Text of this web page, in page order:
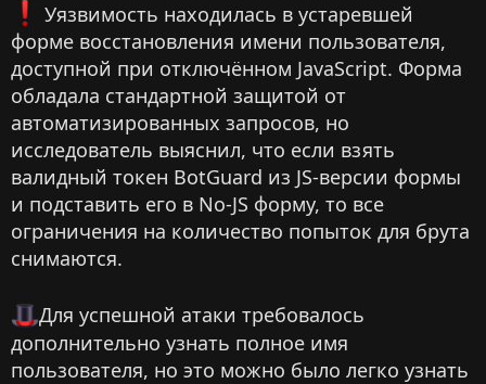
️ Уязвимость находилась в устаревшей
форме восстановления имени пользователя,
доступной при отключённом JavaScript. Форма
обладала стандартной защитой от
автоматизированных запросов, но
исследователь выяснил, что если взять
валидный токен BotGuard из JS-версии формы
и подставить его в No-JS форму, то все
ограничения на количество попыток для брута
снимаются.
Для успешной атаки требовалось
дополнительно узнать полное имя
пользователя, но это можно было легко узнать